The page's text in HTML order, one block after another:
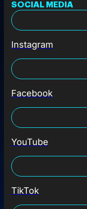
SOCIAL MEDIA
Instagram
Facebook
YouTube
TikTok